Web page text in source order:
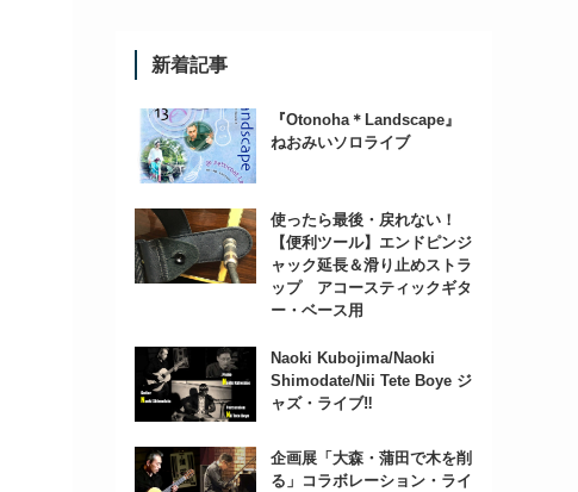
新着記事
『Otonoha＊Landscape』
ねおみいソロライブ
使ったら最後・戻れない！
【便利ツール】エンドピンジ
ャック延長＆滑り止めストラ
ップ アコースティックギタ
ー・ベース用
Naoki Kubojima/Naoki
Shimodate/Nii Tete Boye ジ
ャズ・ライブ‼
企画展「大森・蒲田で木を削
る」コラボレーション・ライ